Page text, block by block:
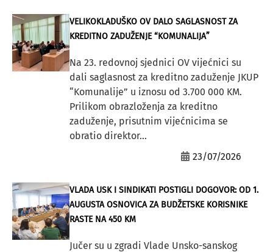
VELIKOKLADUŠKO OV DALO SAGLASNOST ZA
KREDITNO ZADUŽENJE “KOMUNALIJA”
Na 23. redovnoj sjednici OV vijećnici su
dali saglasnost za kreditno zaduženje JKUP
“Komunalije” u iznosu od 3.700 000 KM.
Prilikom obrazloženja za kreditno
zaduženje, prisutnim vijećnicima se
obratio direktor...
23/07/2026
VLADA USK I SINDIKATI POSTIGLI DOGOVOR: OD 1.
AUGUSTA OSNOVICA ZA BUDŽETSKE KORISNIKE
RASTE NA 450 KM
Jučer su u zgradi Vlade Unsko-sanskog